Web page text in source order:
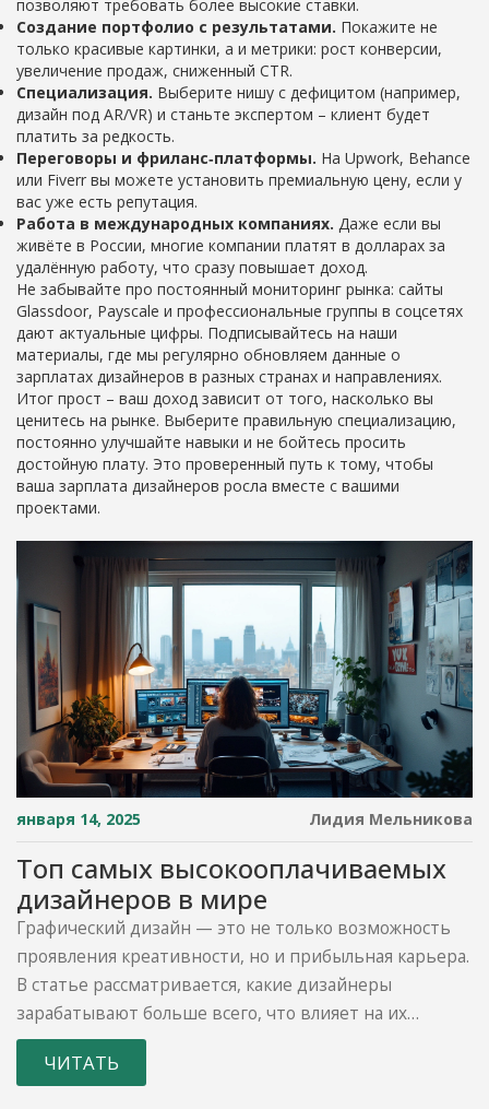
позволяют требовать более высокие ставки.
Создание портфолио с результатами. Покажите не
только красивые картинки, а и метрики: рост конверсии,
увеличение продаж, сниженный CTR.
Специализация. Выберите нишу с дефицитом (например,
дизайн под AR/VR) и станьте экспертом – клиент будет
платить за редкость.
Переговоры и фриланс‑платформы. На Upwork, Behance
или Fiverr вы можете установить премиальную цену, если у
вас уже есть репутация.
Работа в международных компаниях. Даже если вы
живёте в России, многие компании платят в долларах за
удалённую работу, что сразу повышает доход.
Не забывайте про постоянный мониторинг рынка: сайты
Glassdoor, Payscale и профессиональные группы в соцсетях
дают актуальные цифры. Подписывайтесь на наши
материалы, где мы регулярно обновляем данные о
зарплатах дизайнеров в разных странах и направлениях.
Итог прост – ваш доход зависит от того, насколько вы
ценитесь на рынке. Выберите правильную специализацию,
постоянно улучшайте навыки и не бойтесь просить
достойную плату. Это проверенный путь к тому, чтобы
ваша зарплата дизайнеров росла вместе с вашими
проектами.
января 14, 2025 Лидия Мельникова
Топ самых высокооплачиваемых
дизайнеров в мире
Графический дизайн — это не только возможность
проявления креативности, но и прибыльная карьера.
В статье рассматривается, какие дизайнеры
зарабатывают больше всего, что влияет на их
доходы, а также какие навыки и умения необходимы
для достижения успеха в этой сфере. Обсуждение
ЧИТАТЬ